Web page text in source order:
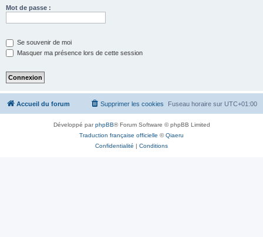
Mot de passe :
Se souvenir de moi
Masquer ma présence lors de cette session
Accueil du forum Fuseau horaire sur UTC+01:00
Supprimer les cookies
Développé parphpBB® Forum Software © phpBB Limited
Traduction française officielle ©Qiaeru
Confidentialité | Conditions